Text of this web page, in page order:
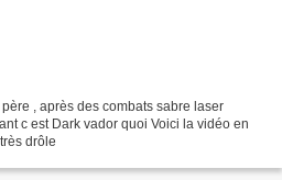
, après des combats sabre laser
c est Dark vador quoi Voici la vidéo en
drôle